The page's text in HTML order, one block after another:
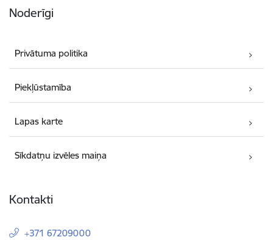
Noderīgi
Privātuma politika
Piekļūstamība
Lapas karte
Sīkdatņu izvēles maiņa
Kontakti
+371 67209000